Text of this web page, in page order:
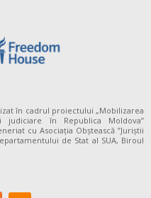
în cadrul proiectului „Mobilizarea
în Republica Moldova”
cu Asociația Obștească ”Juriștii
de Stat al SUA, Biroul